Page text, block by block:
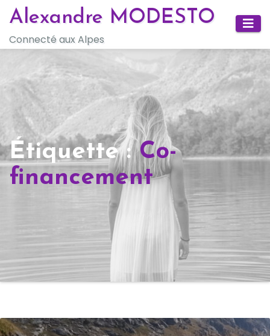
Skip
content
Alexandre MODESTO
Connecté aux Alpes
Étiquette :Co-
financement